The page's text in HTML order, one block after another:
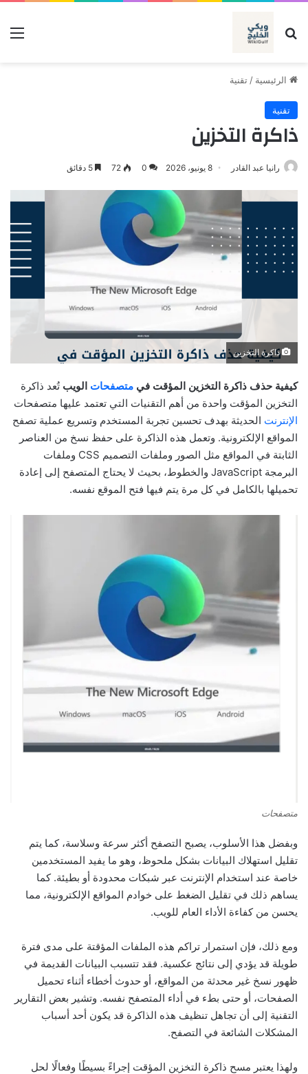
بحث عن
الرئيسية / تقنية
تقنية
ذاكرة التخزين
رانيا عبد القادر 8 يونيو، 2026 0
72
ذاكرة التخزين
كيفية حذف ذاكرة التخزين المؤقت في متصفحات الويب تُعد ذاكرة
التخزين المؤقت واحدة من أهم التقنيات التي تعتمد عليها متصفحات
الإنترنت الحديثة بهدف تحسين تجربة المستخدم وتسريع عملية تصفح
المواقع الإلكترونية. وتعمل هذه الذاكرة على حفظ نسخ من العناصر
الثابتة في المواقع مثل الصور وملفات التصميم CSS وملفات
البرمجة JavaScript والخطوط، بحيث لا يحتاج المتصفح إلى إعادة
تحميلها بالكامل في كل مرة يتم فيها فتح الموقع نفسه.
متصفحات
وبفضل هذا الأسلوب، يصبح التصفح أكثر سرعة وسلاسة، كما يتم
تقليل استهلاك البيانات بشكل ملحوظ، وهو ما يفيد المستخدمين
خاصة عند استخدام الإنترنت عبر شبكات محدودة أو بطيئة. كما
يساهم ذلك في تقليل الضغط على خوادم المواقع الإلكترونية، مما
يحسن من كفاءة الأداء العام للويب.
ومع ذلك، فإن استمرار تراكم هذه الملفات المؤقتة على مدى فترة
طويلة قد يؤدي إلى نتائج عكسية. فقد تتسبب البيانات القديمة في
ظهور نسخ غير محدثة من المواقع، أو حدوث أخطاء أثناء تحميل
الصفحات، أو حتى بطء في أداء المتصفح نفسه. وتشير بعض التقارير
التقنية إلى أن تجاهل تنظيف هذه الذاكرة قد يكون أحد أسباب
المشكلات الشائعة في التصفح.
ولهذا يعتبر مسح ذاكرة التخزين المؤقت إجراءً بسيطًا وفعالًا لحل